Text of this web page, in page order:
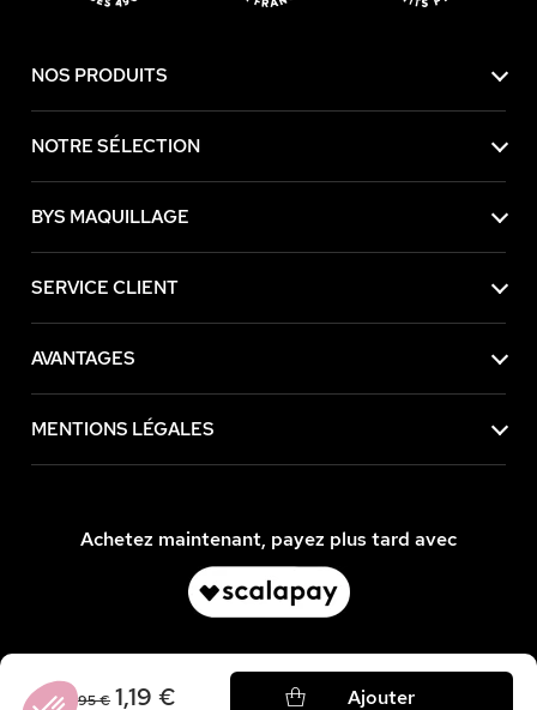
3,95 € 1,19 € Ajouter
NOS PRODUITS
NOTRE SÉLECTION
BYS MAQUILLAGE
SERVICE CLIENT
AVANTAGES
MENTIONS LÉGALES
Achetez maintenant, payez plus tard avec